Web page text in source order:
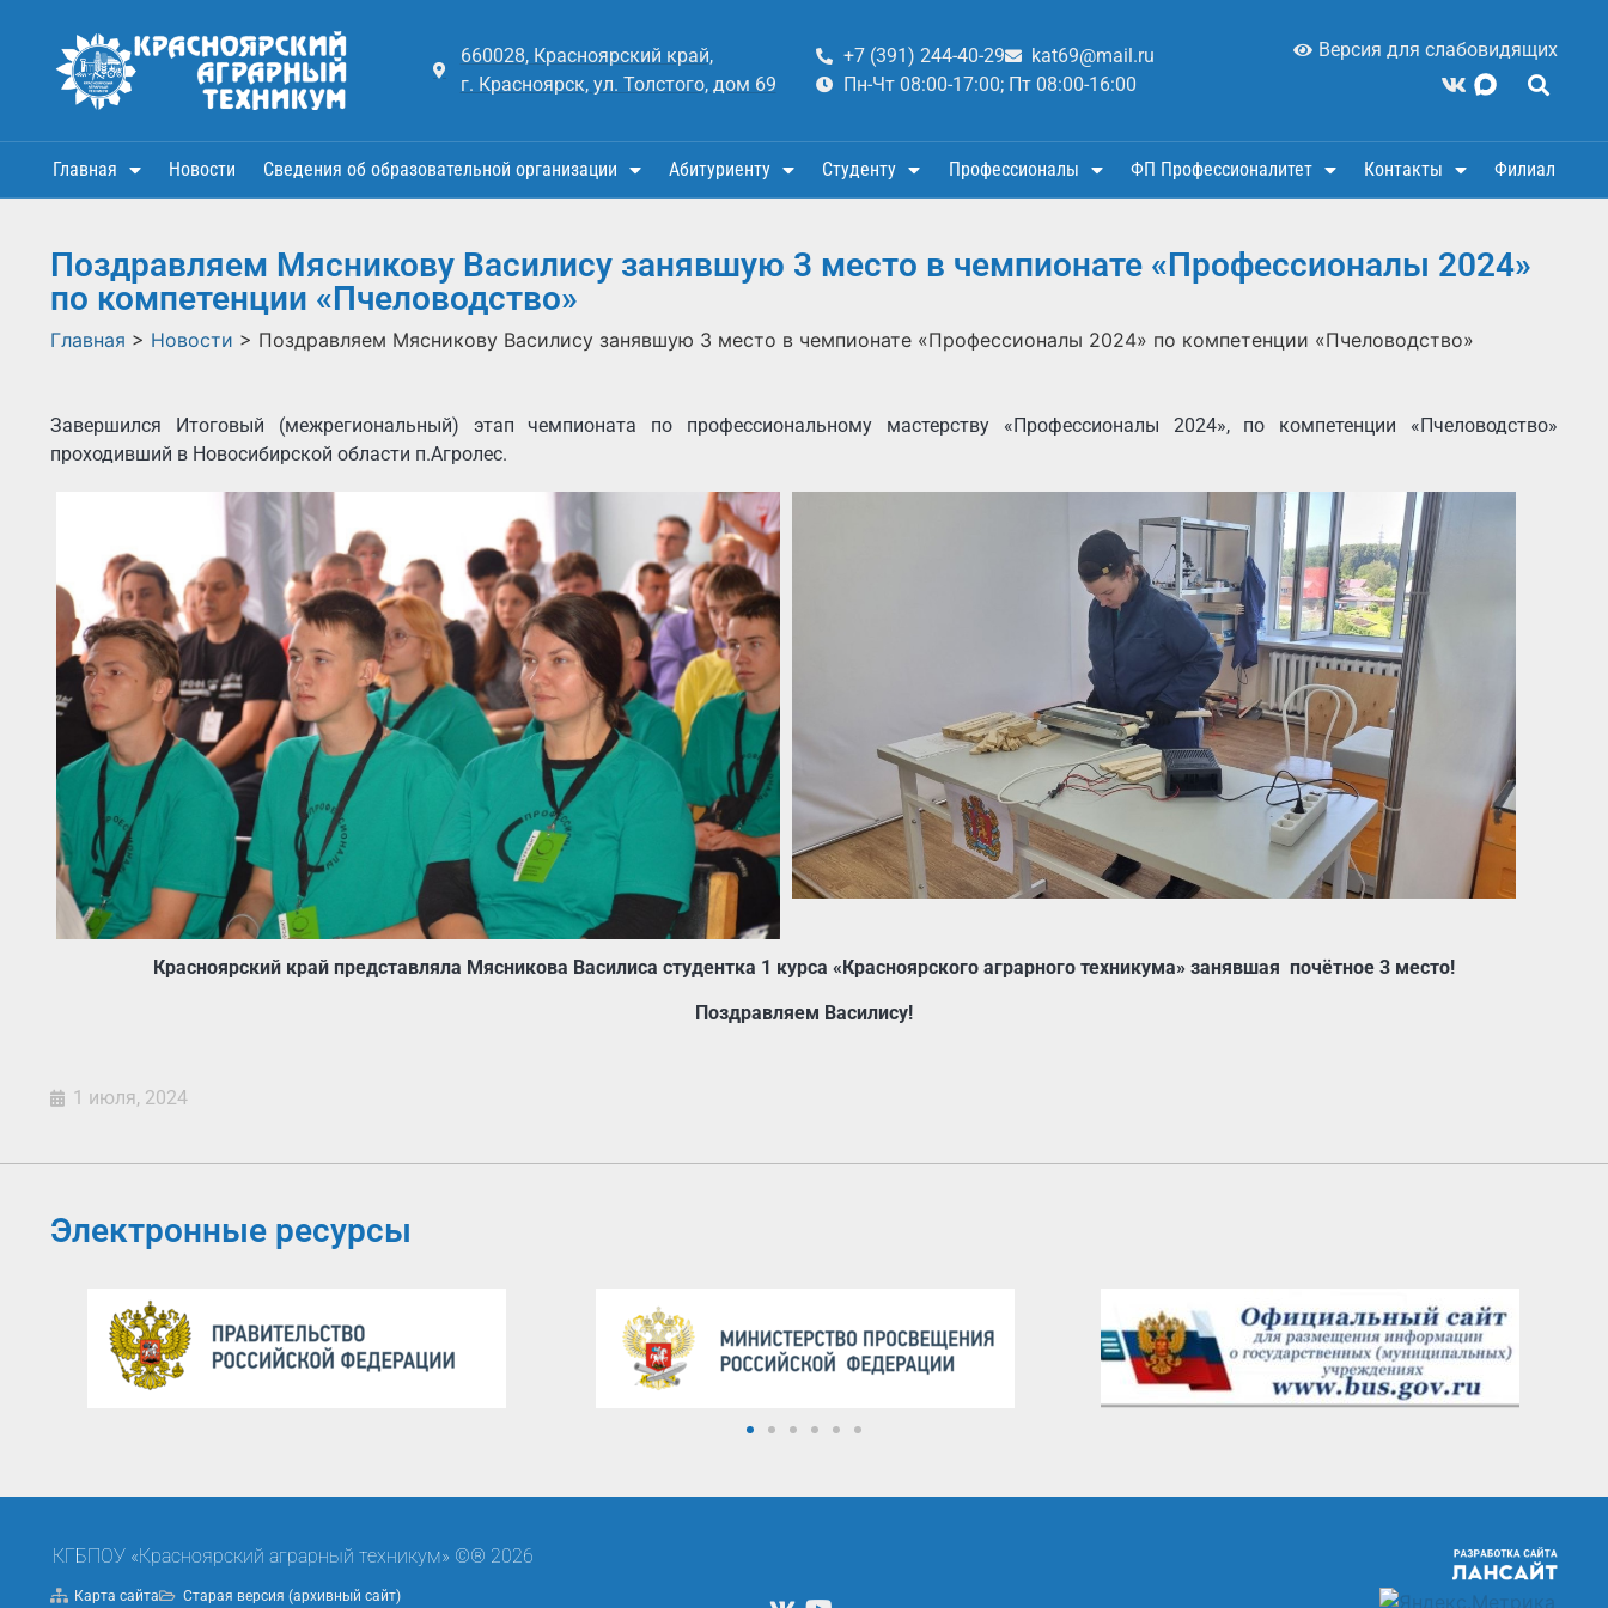
660028, Красноярский край,
г. Красноярск, ул. Толстого, дом 69
+7 (391) 244-40-29
kat69@mail.ru
Пн-Чт 08:00-17:00; Пт 08:00-16:00
Версия для слабовидящих
Главная Новости Сведения об образовательной организации Абитуриенту Студенту Профессионалы ФП Профессионалитет Контакты Филиал
Поздравляем Мясникову Василису занявшую 3 место в чемпионате «Профессионалы 2024»
по компетенции «Пчеловодство»
Главная > Новости > Поздравляем Мясникову Василису занявшую 3 место в чемпионате «Профессионалы 2024» по компетенции «Пчеловодство»
Завершился Итоговый (межрегиональный) этап чемпионата по профессиональному мастерству «Профессионалы 2024», по компетенции «Пчеловодство»
проходивший в Новосибирской области п.Агролес.
Красноярский край представляла Мясникова Василиса студентка 1 курса «Красноярского аграрного техникума» занявшая почётное 3 место!
Поздравляем Василису!
1 июля, 2024
Электронные ресурсы
КГБПОУ «Красноярский аграрный техникум» ©® 2026
Карта сайта Старая версия (архивный сайт)